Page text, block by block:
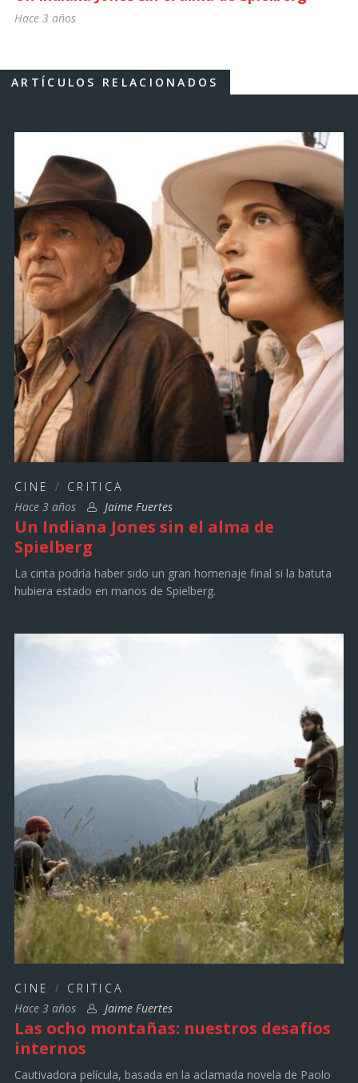
Hace 3 años
ARTÍCULOS RELACIONADOS
CINE / CRITICA
Hace 3 años
Jaime Fuertes
Un Indiana Jones sin el alma de
Spielberg
La cinta podría haber sido un gran homenaje final si la batuta
hubiera estado en manos de Spielberg.
CINE / CRITICA
Hace 3 años
Jaime Fuertes
Las ocho montañas: nuestros desafíos
internos
Cautivadora película, basada en la aclamada novela de Paolo